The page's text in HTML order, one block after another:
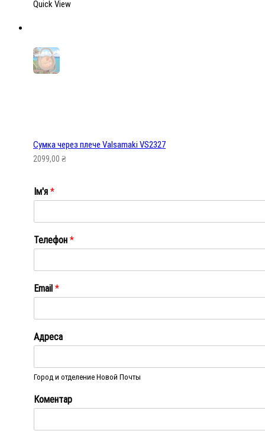
Quick View
Сумка через плече Valsamaki VS2327
2099,00 ₴
Ім'я *
Телефон *
Email *
Адреса
Город и отделение Новой Почты
Коментар